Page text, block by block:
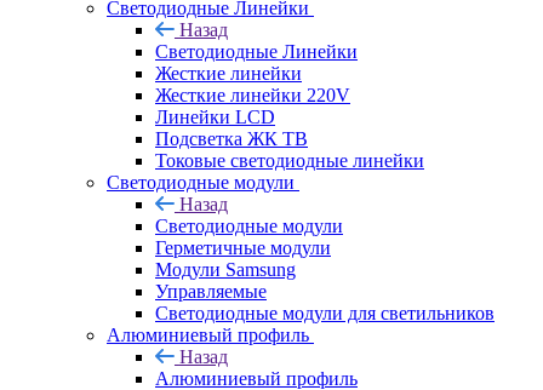
Светодиодные Линейки
Назад
Светодиодные Линейки
Жесткие линейки
Жесткие линейки 220V
Линейки LCD
Подсветка ЖК ТВ
Токовые светодиодные линейки
Светодиодные модули
Назад
Светодиодные модули
Герметичные модули
Модули Samsung
Управляемые
Светодиодные модули для светильников
Алюминиевый профиль
Назад
Алюминиевый профиль